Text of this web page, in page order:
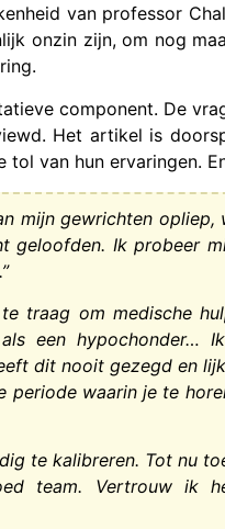
van professor
onzin zijn, om nog
component. De
Het artikel is
van hun ervaringen.
mijn gewrichten opliep,
geloofden. Ik probeer
traag om medische
een hypochonder…
dit nooit gezegd en
periode waarin je te
te kalibreren. Tot nu
team. Vertrouw ik